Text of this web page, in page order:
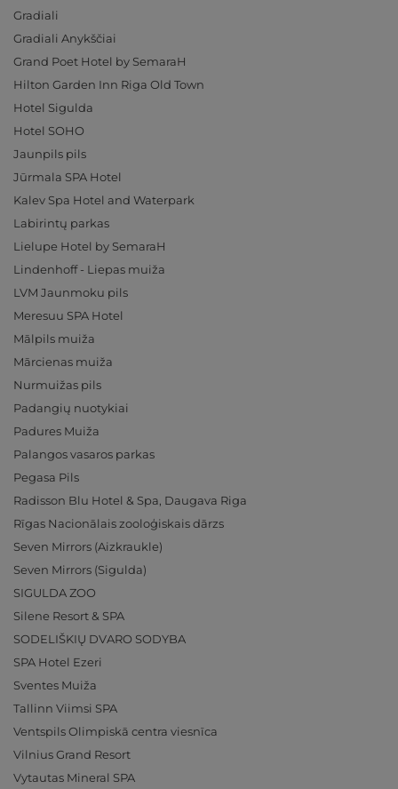
Gradiali
Gradiali Anykščiai
Grand Poet Hotel by SemaraH
Hilton Garden Inn Riga Old Town
Hotel Sigulda
Hotel SOHO
Jaunpils pils
Jūrmala SPA Hotel
Kalev Spa Hotel and Waterpark
Labirintų parkas
Lielupe Hotel by SemaraH
Lindenhoff - Liepas muiža
LVM Jaunmoku pils
Meresuu SPA Hotel
Mālpils muiža
Mārcienas muiža
Nurmuižas pils
Padangių nuotykiai
Padures Muiža
Palangos vasaros parkas
Pegasa Pils
Radisson Blu Hotel & Spa, Daugava Riga
Rīgas Nacionālais zooloģiskais dārzs
Seven Mirrors (Aizkraukle)
Seven Mirrors (Sigulda)
SIGULDA ZOO
Silene Resort & SPA
SODELIŠKIŲ DVARO SODYBA
SPA Hotel Ezeri
Sventes Muiža
Tallinn Viimsi SPA
Ventspils Olimpiskā centra viesnīca
Vilnius Grand Resort
Vytautas Mineral SPA